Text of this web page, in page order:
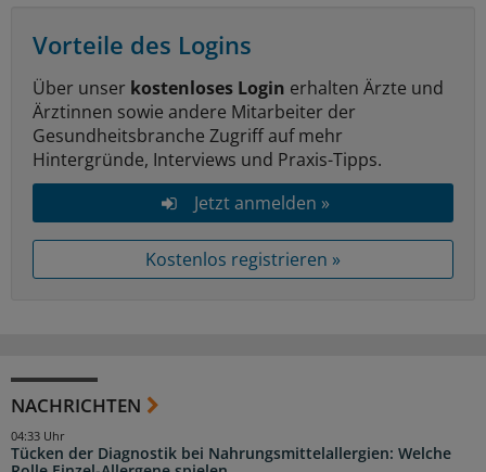
Vorteile des Logins
Über unser kostenloses Login erhalten Ärzte und
Ärztinnen sowie andere Mitarbeiter der
Gesundheitsbranche Zugriff auf mehr
Hintergründe, Interviews und Praxis-Tipps.
Jetzt anmelden »
Kostenlos registrieren »
NACHRICHTEN
Tücken der Diagnostik bei Nahrungsmittelallergien: Welche
04:33 Uhr